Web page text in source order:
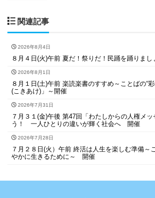
関連記事
2026年8月4日
８月４日(火)午前 夏だ！祭りだ！民踊を踊りまし
2026年8月1日
８月１日(土)午前 楽読楽書のすすめ～ことばの“
(こきあけ)」～開催
2026年7月31日
７月３１(金)午後 第47回「わたしからの人権メッ
う！ 一人ひとりの違いが輝く社会へ 開催
2026年7月28日
７月２８日(火）午前 終活は人生を楽しむ準備～
やかに生きるために～ 開催